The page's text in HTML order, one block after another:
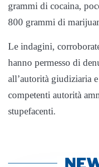
grammi di cocaina,
800 grammi di
Le indagini,
hanno permesso di
all’autorità giudiziaria
competenti autorità
stupefacenti.